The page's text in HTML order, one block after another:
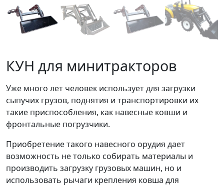
КУН для минитракторов
Уже много лет человек использует для загрузки
сыпучих грузов, поднятия и транспортировки их
такие приспособления, как навесные ковши и
фронтальные погрузчики.
Приобретение такого навесного орудия дает
возможность не только собирать материалы и
производить загрузку грузовых машин, но и
использовать рычаги крепления ковша для